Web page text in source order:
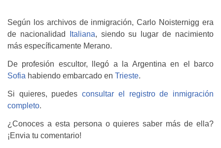
Según los archivos de inmigración, Carlo Noisternigg era
de nacionalidad
Italiana, siendo su lugar de nacimiento
más específicamente Merano.
De profesión escultor, llegó a la Argentina en el barco
Sofia habiendo embarcado en Trieste.
Si quieres, puedesconsultar el registro de inmigración
completo.
¿Conoces a esta persona o quieres saber más de ella?
¡Envia tu comentario!